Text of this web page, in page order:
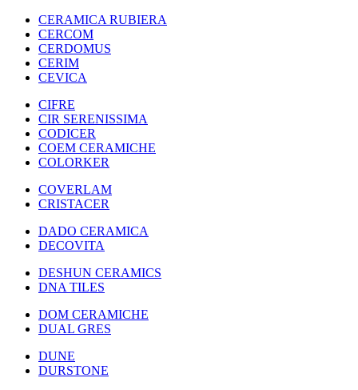
CERAMICA RUBIERA
CERCOM
CERDOMUS
CERIM
CEVICA
CIFRE
CIR SERENISSIMA
CODICER
COEM CERAMICHE
COLORKER
COVERLAM
CRISTACER
DADO CERAMICA
DECOVITA
DESHUN CERAMICS
DNA TILES
DOM CERAMICHE
DUAL GRES
DUNE
DURSTONE